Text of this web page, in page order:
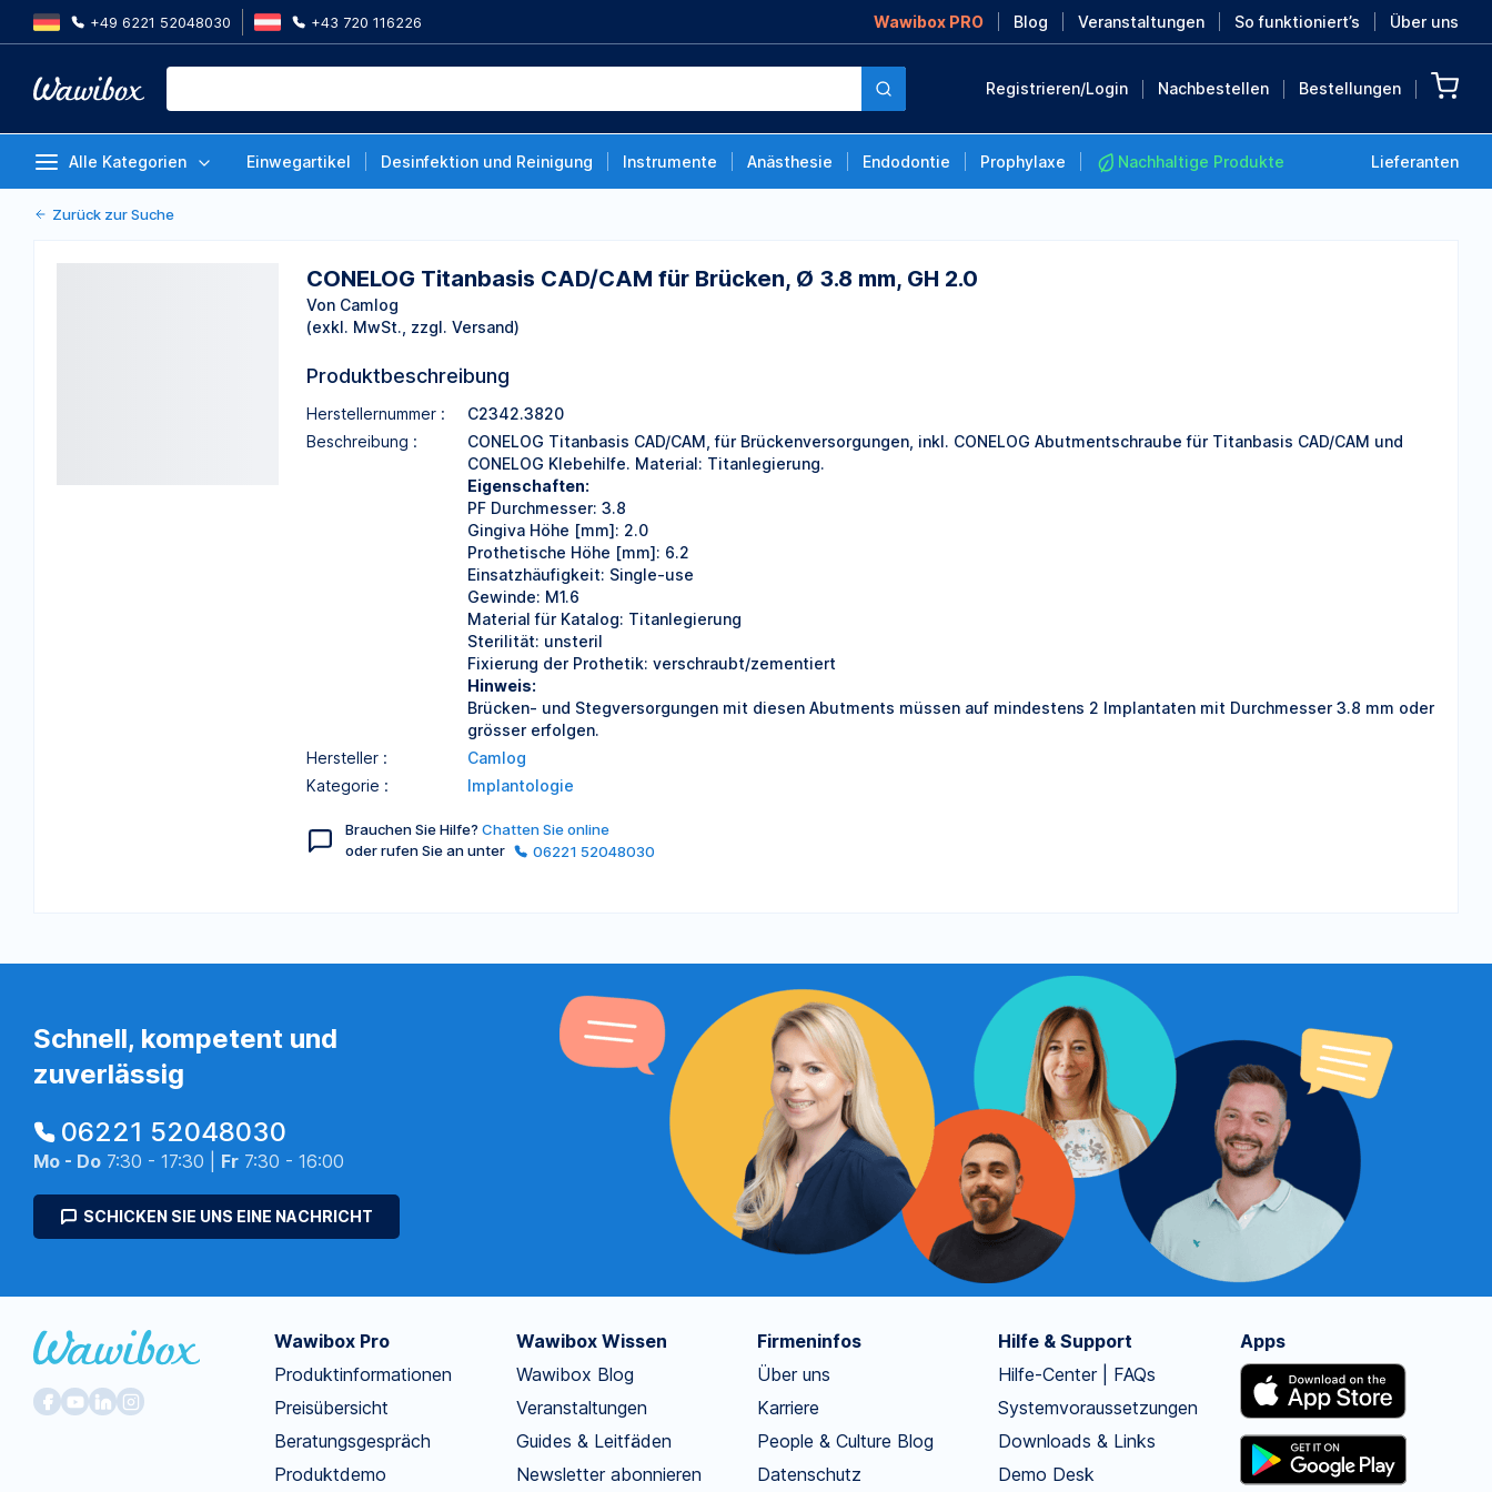
+49 6221 52048030 +43 720 116226 Wawibox PRO Blog Veranstaltungen So funktioniert’s Über uns
Registrieren/Login Nachbestellen Bestellungen
Alle Kategorien Einwegartikel Desinfektion und Reinigung Instrumente Anästhesie Endodontie Prophylaxe Nachhaltige Produkte Lieferanten
MEHR ENTDECKEN
CONELOG Titanbasis CAD/CAM für Brücken, Ø 3.8
Zurück zur Suche
CONELOG Titanbasis CAD/CAM für Brücken, Ø 3.8 mm, GH 2.0
Von Camlog
(exkl. MwSt., zzgl. Versand)
Produktbeschreibung
Herstellernummer :
C2342.3820
Beschreibung :
CONELOG Titanbasis CAD/CAM, für Brückenversorgungen, inkl. CONELOG Abutmentschraube für Titanbasis CAD/CAM und
CONELOG Klebehilfe. Material: Titanlegierung.
Eigenschaften:
PF Durchmesser: 3.8
Gingiva Höhe [mm]: 2.0
Prothetische Höhe [mm]: 6.2
Einsatzhäufigkeit: Single-use
Gewinde: M1.6
Material für Katalog: Titanlegierung
Sterilität: unsteril
Fixierung der Prothetik: verschraubt/zementiert
Hinweis:
Brücken- und Stegversorgungen mit diesen Abutments müssen auf mindestens 2 Implantaten mit Durchmesser 3.8 mm oder
grösser erfolgen.
Hersteller :
Camlog
Kategorie :
Implantologie
Brauchen Sie Hilfe? Chatten Sie online
oder rufen Sie an unter
06221 52048030
Schnell, kompetent und
zuverlässig
06221 52048030
Mo - Do 7:30 - 17:30 | Fr 7:30 - 16:00
SCHICKEN SIE UNS EINE NACHRICHT
Wawibox Pro
Produktinformationen
Preisübersicht
Beratungsgespräch
Produktdemo
Wawibox Wissen
Wawibox Blog
Veranstaltungen
Guides & Leitfäden
Newsletter abonnieren
Firmeninfos
Über uns
Karriere
People & Culture Blog
Datenschutz
Hilfe & Support
Hilfe-Center | FAQs
Systemvoraussetzungen
Downloads & Links
Demo Desk
Apps